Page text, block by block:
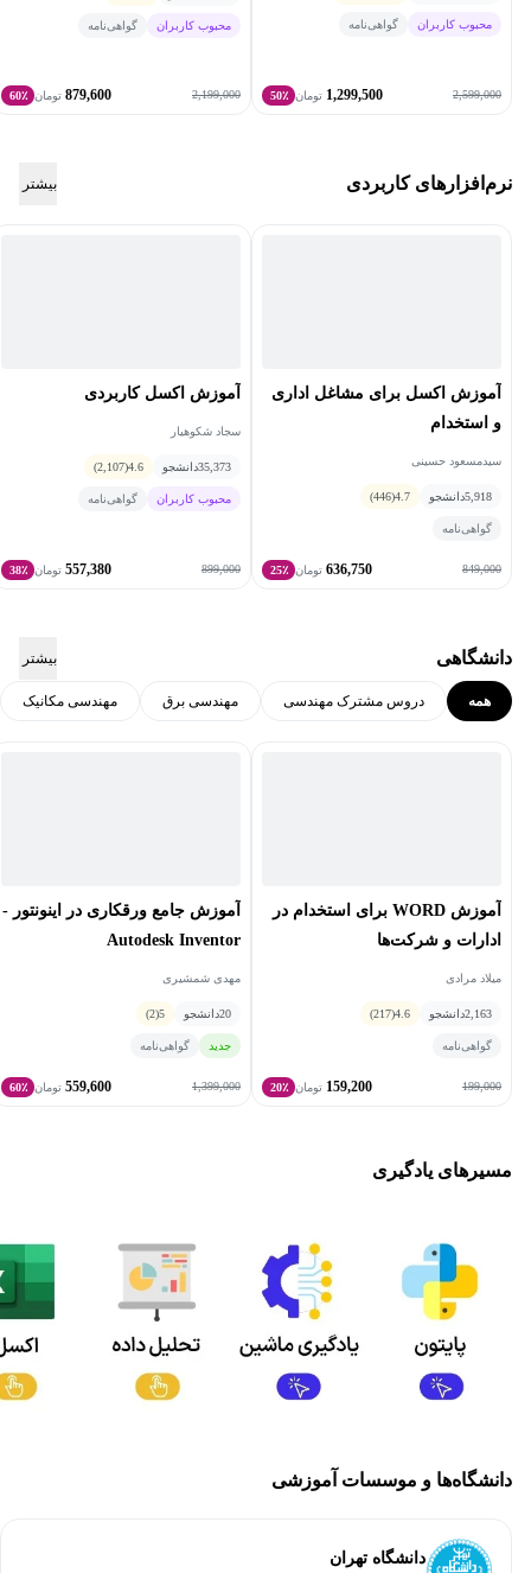
نرم‌افزارهای کاربردی بیشتر
آموزش اکسل برای مشاغل اداری
و استخدام
سیدمسعود حسینی
5,918دانشجو 4.7
(446)
گواهی‌نامه
849,000
636,750 تومان 25٪
آموزش اکسل کاربردی
سجاد شکوهیار
35,373دانشجو 4.6
(2,107)
محبوب کاربران گواهی‌نامه
899,000
557,380 تومان 38٪
محبوب کاربران گواهی‌نامه
2,599,000
1,299,500 تومان 50٪
محبوب کاربران گواهی‌نامه
2,199,000
879,600 تومان 60٪
دانشگاهی بیشتر
همه دروس مشترک مهندسی مهندسی برق مهندسی مکانیک
آموزش WORD برای استخدام در
ادارات و شرکت‌ها
میلاد مرادی
2,163دانشجو 4.6
(217)
گواهی‌نامه
199,000
159,200 تومان 20٪
آموزش جامع ورقکاری در اینونتور -
Autodesk Inventor
مهدی شمشیری
20دانشجو 5
(2)
جدید گواهی‌نامه
1,399,000
559,600 تومان 60٪
مسیرهای یادگیری
دانشگاه‌ها و موسسات آموزشی
دانشگاه تهران